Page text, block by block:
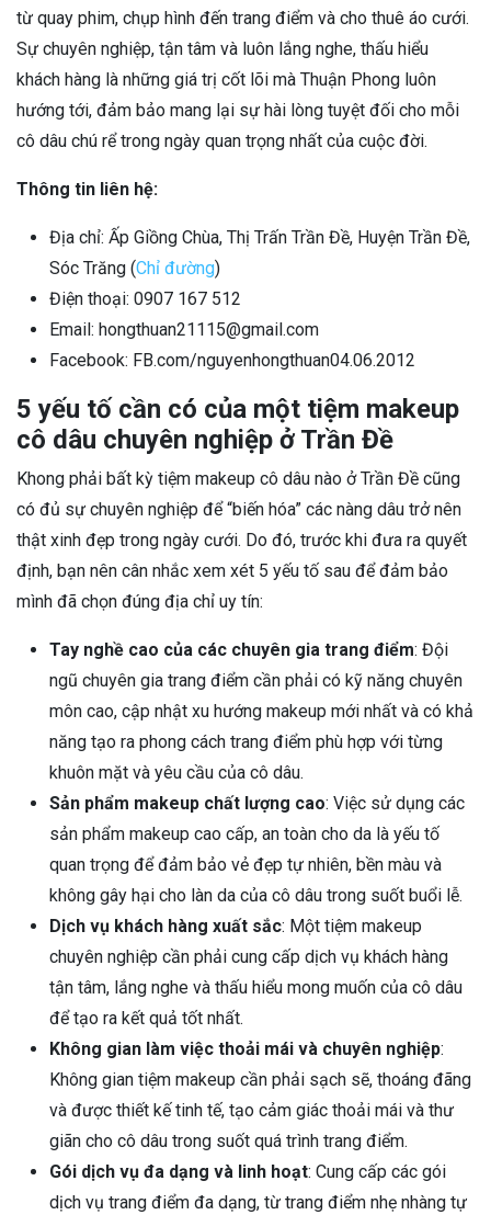
từ quay phim, chụp hình đến trang điểm và cho thuê áo cưới.
Sự chuyên nghiệp, tận tâm và luôn lắng nghe, thấu hiểu
khách hàng là những giá trị cốt lõi mà Thuận Phong luôn
hướng tới, đảm bảo mang lại sự hài lòng tuyệt đối cho mỗi
cô dâu chú rể trong ngày quan trọng nhất của cuộc đời.
Thông tin liên hệ:
Địa chỉ: Ấp Giồng Chùa, Thị Trấn Trần Đề, Huyện Trần Đề,
Sóc Trăng (Chỉ đường)
Điện thoại: 0907 167 512
Email: hongthuan21115@gmail.com
Facebook: FB.com/nguyenhongthuan04.06.2012
5 yếu tố cần có của một tiệm makeup
cô dâu chuyên nghiệp ở Trần Đề
Khong phải bất kỳ tiệm makeup cô dâu nào ở Trần Đề cũng
có đủ sự chuyên nghiệp để “biến hóa” các nàng dâu trở nên
thật xinh đẹp trong ngày cưới. Do đó, trước khi đưa ra quyết
định, bạn nên cân nhắc xem xét 5 yếu tố sau để đảm bảo
mình đã chọn đúng địa chỉ uy tín:
Tay nghề cao của các chuyên gia trang điểm: Đội
ngũ chuyên gia trang điểm cần phải có kỹ năng chuyên
môn cao, cập nhật xu hướng makeup mới nhất và có khả
năng tạo ra phong cách trang điểm phù hợp với từng
khuôn mặt và yêu cầu của cô dâu.
Sản phẩm makeup chất lượng cao: Việc sử dụng các
sản phẩm makeup cao cấp, an toàn cho da là yếu tố
quan trọng để đảm bảo vẻ đẹp tự nhiên, bền màu và
không gây hại cho làn da của cô dâu trong suốt buổi lễ.
Dịch vụ khách hàng xuất sắc: Một tiệm makeup
chuyên nghiệp cần phải cung cấp dịch vụ khách hàng
tận tâm, lắng nghe và thấu hiểu mong muốn của cô dâu
để tạo ra kết quả tốt nhất.
Không gian làm việc thoải mái và chuyên nghiệp:
Không gian tiệm makeup cần phải sạch sẽ, thoáng đãng
và được thiết kế tinh tế, tạo cảm giác thoải mái và thư
giãn cho cô dâu trong suốt quá trình trang điểm.
Gói dịch vụ đa dạng và linh hoạt: Cung cấp các gói
dịch vụ trang điểm đa dạng, từ trang điểm nhẹ nhàng tự